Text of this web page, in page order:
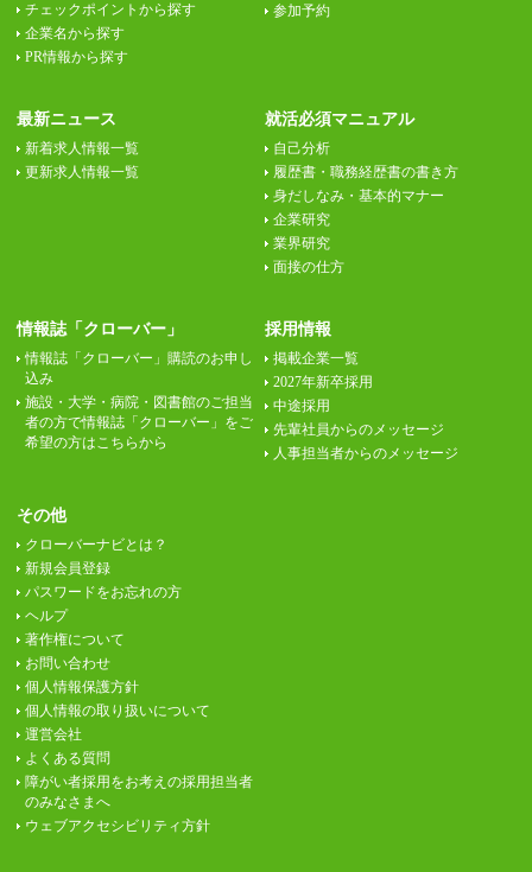
チェックポイントから探す
企業名から探す
PR情報から探す
参加予約
最新ニュース
新着求人情報一覧
更新求人情報一覧
就活必須マニュアル
自己分析
履歴書・職務経歴書の書き方
身だしなみ・基本的マナー
企業研究
業界研究
面接の仕方
情報誌「クローバー」
情報誌「クローバー」購読のお申し
込み
施設・大学・病院・図書館のご担当
者の方で情報誌「クローバー」をご
希望の方はこちらから
採用情報
掲載企業一覧
2027年新卒採用
中途採用
先輩社員からのメッセージ
人事担当者からのメッセージ
その他
クローバーナビとは？
新規会員登録
パスワードをお忘れの方
ヘルプ
著作権について
お問い合わせ
個人情報保護方針
個人情報の取り扱いについて
運営会社
よくある質問
障がい者採用をお考えの採用担当者
のみなさまへ
ウェブアクセシビリティ方針